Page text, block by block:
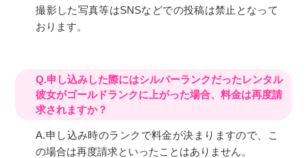
撮影した写真等はSNSなどでの投稿は禁止となって
おります。
Q.申し込みした際にはシルバーランクだったレンタル
彼女がゴールドランクに上がった場合、料金は再度請
求されますか？
A.申し込み時のランクで料金が決まりますので、こ
の場合は再度請求といったことはありません。